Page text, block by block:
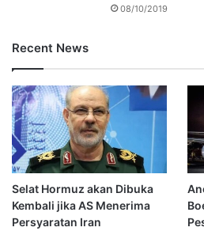
08/10/2019
Recent News
Selat Hormuz akan Dibuka
Kembali jika AS Menerima
Persyaratan Iran